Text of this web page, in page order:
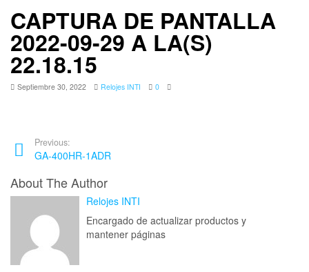
CAPTURA DE PANTALLA
2022-09-29 A LA(S)
22.18.15
Septiembre 30, 2022 Relojes INTI 0
Previous:
GA-400HR-1ADR
About The Author
Relojes INTI
Encargado de actualizar productos y
mantener páginas